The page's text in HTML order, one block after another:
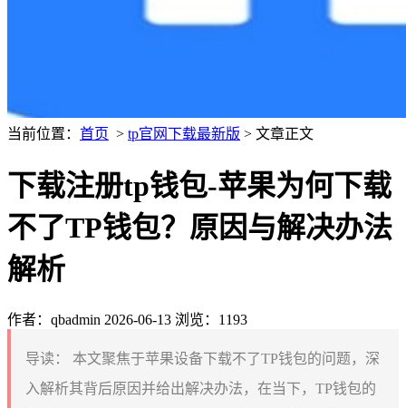
当前位置： 首页 > tp官网下载最新版 > 文章正文
下载注册tp钱包-苹果为何下载
不了TP钱包？原因与解决办法
解析
作者：qbadmin 2026-06-13 浏览：1193
导读：
本文聚焦于苹果设备下载不了TP钱包的问题，深
入解析其背后原因并给出解决办法，在当下，TP钱包的